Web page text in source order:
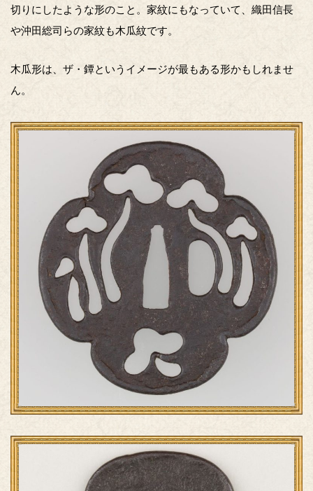
切りにしたような形のこと。家紋にもなっていて、織田信長
や沖田総司らの家紋も木瓜紋です。
木瓜形は、ザ・鐔というイメージが最もある形かもしれませ
ん。